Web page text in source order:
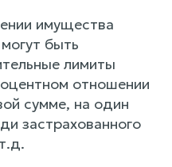
имущества
быть
лимиты
отношении
сумме, на один
застрахованного